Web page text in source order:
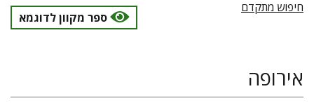
חיפוש מתקדם
ספר מקוון לדוגמא
אירופה